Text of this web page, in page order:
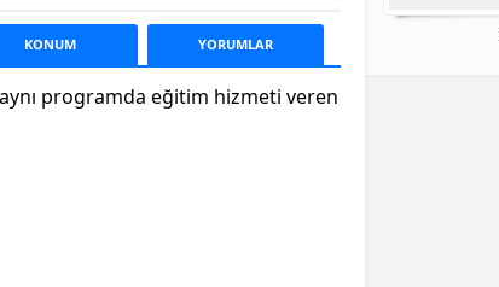
KONUM YORUMLAR
programda eğitim hizmeti veren